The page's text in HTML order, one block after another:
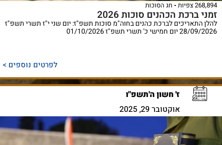
268,894 צפיות חג הסוכות
זמני ברכת הכהנים סוכות 2026
להלן התאריכים לברכת כהנים בחוה"מ סוכות תשפ"ז: יום שני י"ז תשרי תשפ"ז
28/09/2026 יום חמישי כ' תשרי תשפ"ז 01/10/2026
לפרטים נוספים >
ז' חשון ה'תשפ"ו
אוקטובר 29, 2025